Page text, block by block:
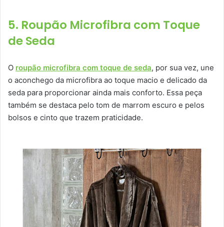
5. Roupão Microfibra com Toque
de Seda
O roupão microfibra com toque de seda, por sua vez, une
o aconchego da microfibra ao toque macio e delicado da
seda para proporcionar ainda mais conforto. Essa peça
também se destaca pelo tom de marrom escuro e pelos
bolsos e cinto que trazem praticidade.